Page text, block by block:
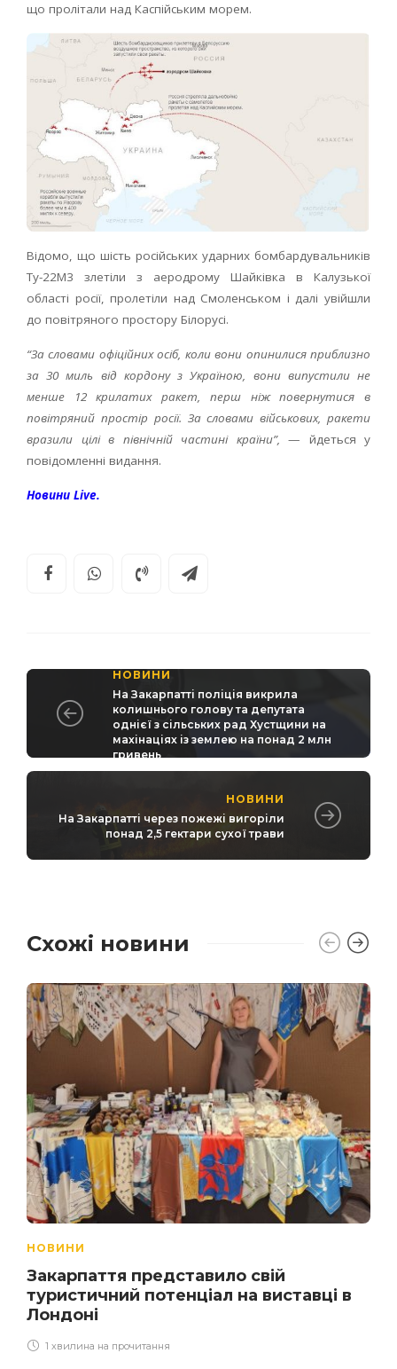
що пролітали над Каспійським морем.
Відомо, що шість російських ударних бомбардувальників
Ту-22М3 злетіли з аеродрому Шайківка в Калузької
області росії, пролетіли над Смоленськом і далі увійшли
до повітряного простору Білорусі.
“За словами офіційних осіб, коли вони опинилися приблизно
за 30 миль від кордону з Україною, вони випустили не
менше 12 крилатих ракет, перш ніж повернутися в
повітряний простір росії. За словами військових, ракети
вразили цілі в північній частині країни”, — йдеться у
повідомленні видання.
Новини Live.
НОВИНИ
На Закарпатті поліція викрила
колишнього голову та депутата
однієї з сільських рад Хустщини на
махінаціях із землею на понад 2 млн
гривень
НОВИНИ
На Закарпатті через пожежі вигоріли
понад 2,5 гектари сухої трави
Схожі новини
НОВИНИ
Закарпаття представило свій
туристичний потенціал на виставці в
Лондоні
1 хвилина на прочитання